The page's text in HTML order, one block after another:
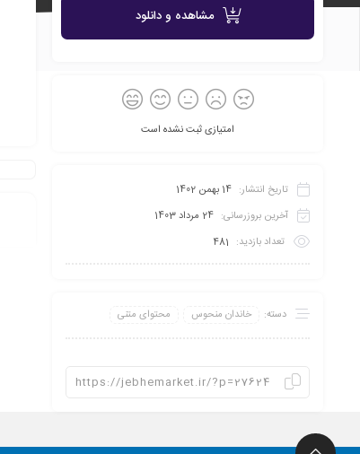
مشاهده و دانلود
امتیازی ثبت نشده است
تاریخ انتشار: 14 بهمن 1402
آخرین بروزرسانی: 24 مرداد 1403
تعداد بازدید: 481
دسته: خاندان منحوس محتوای متنی